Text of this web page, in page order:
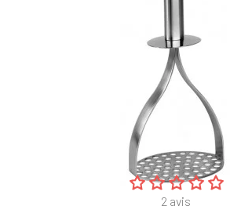
2 avis